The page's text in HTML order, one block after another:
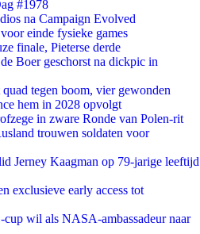
#1978
na Campaign Evolved
einde fysieke games
finale, Pieterse derde
Boer geschorst na dickpic in
tegen boom, vier gewonden
hem in 2028 opvolgt
in zware Ronde van Polen-rit
trouwen soldaten voor
Jerney Kaagman op 79-jarige leeftijd
exclusieve early access tot
wil als NASA-ambassadeur naar